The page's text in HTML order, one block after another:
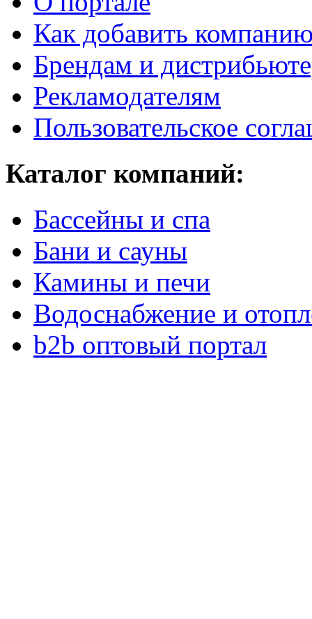
Как добавить
Брендам и
Рекламодателям
Пользовательское
Каталог компаний:
Бассейны и спа
Бани и сауны
Камины и печи
Водоснабжение и
b2b оптовый портал